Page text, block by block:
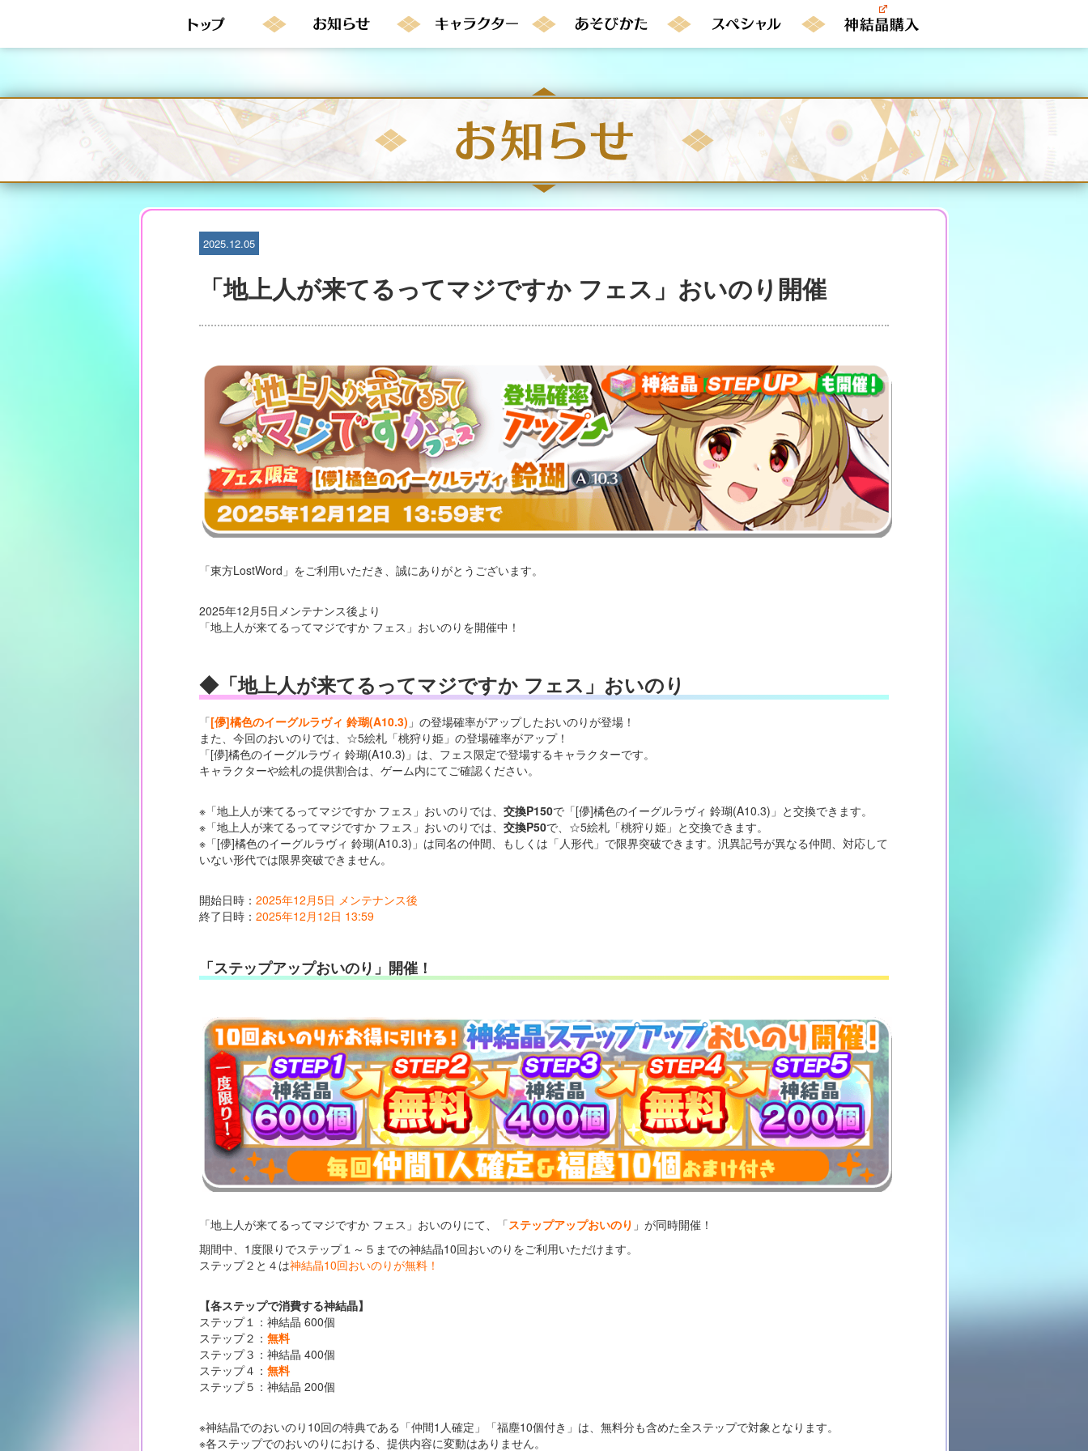
o
n
2025.12.05
「地上人が来てるってマジですか フェス」おいのり開催
「東方LostWord」をご利用いただき、誠にありがとうございます。
2025年12月5日メンテナンス後より
「地上人が来てるってマジですか フェス」おいのりを開催中！
◆「地上人が来てるってマジですか フェス」おいのり
「[儚]橘色のイーグルラヴィ 鈴瑚(A10.3) 」の登場確率がアップしたおいのりが登場！
また、今回のおいのりでは、☆5絵札「桃狩り姫」の登場確率がアップ！
「[儚]橘色のイーグルラヴィ 鈴瑚(A10.3)」は、フェス限定で登場するキャラクターです。
キャラクターや絵札の提供割合は、ゲーム内にてご確認ください。
※「地上人が来てるってマジですか フェス」おいのりでは、 交換P150で「[儚]橘色のイーグルラヴィ 鈴瑚(A10.3)」と交換できます。
※「地上人が来てるってマジですか フェス」おいのりでは、 交換P50で、☆5絵札「桃狩り姫」と交換できます。
※「[儚]橘色のイーグルラヴィ 鈴瑚(A10.3)」は同名の仲間、もしくは「人形代」で限界突破できます。汎異記号が異なる仲間、対応して
いない形代では限界突破できません。
開始日時： 2025年12月5日 メンテナンス後
終了日時： 2025年12月12日 13:59
「ステップアップおいのり」開催！
「地上人が来てるってマジですか フェス」おいのりにて、「ステップアップおいのり 」が同時開催！
期間中、1度限りでステップ１～５までの神結晶10回おいのりをご利用いただけます。
ステップ２と４は神結晶10回おいのりが無料！
【各ステップで消費する神結晶】
ステップ１：神結晶 600個
ステップ２： 無料
ステップ３：神結晶 400個
ステップ４： 無料
ステップ５：神結晶 200個
※神結晶でのおいのり10回の特典である「仲間1人確定」「福塵10個付き」は、無料分も含めた全ステップで対象となります。
※各ステップでのおいのりにおける、提供内容に変動はありません。